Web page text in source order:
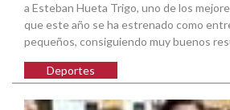
a Esteban Hueta Trigo, uno de los
que este año se ha estrenado como
pequeños, consiguiendo muy buenos
Deportes